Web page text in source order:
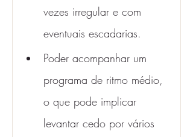
vezes irregular e com
eventuais escadarias.
Poder acompanhar um
programa de ritmo médio,
o que pode implicar
levantar cedo por vários